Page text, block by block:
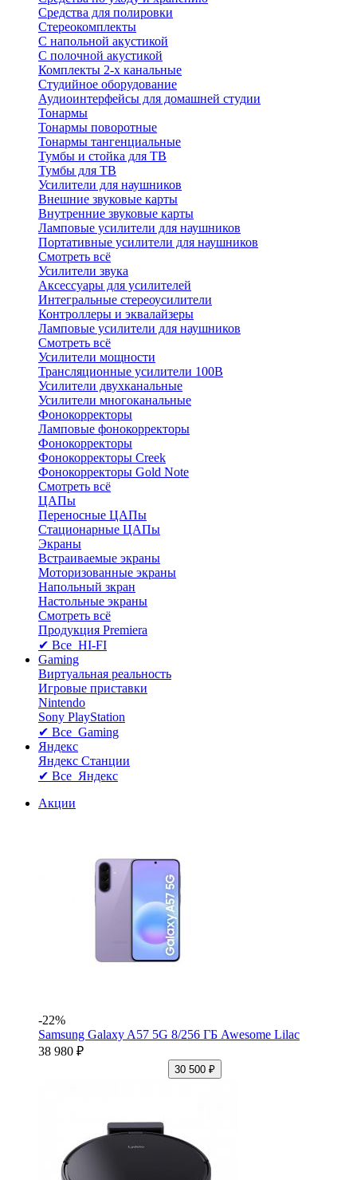
Средства для полировки
Стереокомплекты
C напольной акустикой
C полочной акустикой
Комплекты 2-х канальные
Студийное оборудование
Аудиоинтерфейсы для домашней студии
Тонармы
Тонармы поворотные
Тонармы тангенциальные
Тумбы и стойка для ТВ
Тумбы для ТВ
Усилители для наушников
Внешние звуковые карты
Внутренние звуковые карты
Ламповые усилители для наушников
Портативные усилители для наушников
Смотреть всё
Усилители звука
Аксессуары для усилителей
Интегральные стереоусилители
Контроллеры и эквалайзеры
Ламповые усилители для наушников
Смотреть всё
Усилители мощности
Трансляционные усилители 100В
Усилители двухканальные
Усилители многоканальные
Фонокорректоры
Ламповые фонокорректоры
Фонокорректоры
Фонокорректоры Creek
Фонокорректоры Gold Note
Смотреть всё
ЦАПы
Переносные ЦАПы
Стационарные ЦАПы
Экраны
Встраиваемые экраны
Моторизованные экраны
Напольный зкран
Настольные экраны
Смотреть всё
Продукция Premiera
✔ Все HI-FI
Gaming
Виртуальная реальность
Игровые приставки
Nintendo
Sony PlayStation
✔ Все Gaming
Яндекс
Яндекс Станции
✔ Все Яндекс
Акции
-22%
Samsung Galaxy A57 5G 8/256 ГБ Awesome Lilac
38 980 ₽
30 500 ₽